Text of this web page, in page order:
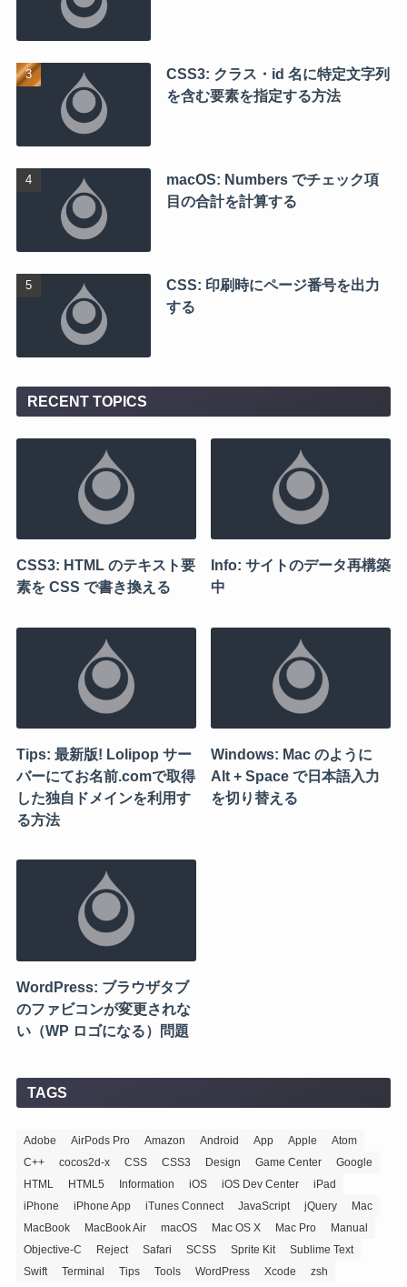
CSS3: クラス・id 名に特定文字列
を含む要素を指定する方法
macOS: Numbers でチェック項
目の合計を計算する
CSS: 印刷時にページ番号を出力
する
RECENT TOPICS
CSS3: HTML のテキスト要
素を CSS で書き換える
Info: サイトのデータ再構築
中
Tips: 最新版! Lolipop サー
バーにてお名前.comで取得
した独自ドメインを利用す
る方法
Windows: Mac のように
Alt + Space で日本語入力
を切り替える
WordPress: ブラウザタブ
のファビコンが変更されな
い（WP ロゴになる）問題
TAGS
Adobe AirPods Pro Amazon Android App Apple
Atom
C++
cocos2d-x CSS CSS3 Design Game Center
Google
HTML
HTML5 Information iOS iOS Dev Center
iPad
iPhone
iPhone App iTunes Connect JavaScript jQuery
Mac
MacBook
MacBook Air macOS Mac OS X Mac Pro
Manual
Objective-C
Reject Safari SCSS Sprite Kit
Sublime Text
Swift
Terminal Tips Tools WordPress Xcode zsh